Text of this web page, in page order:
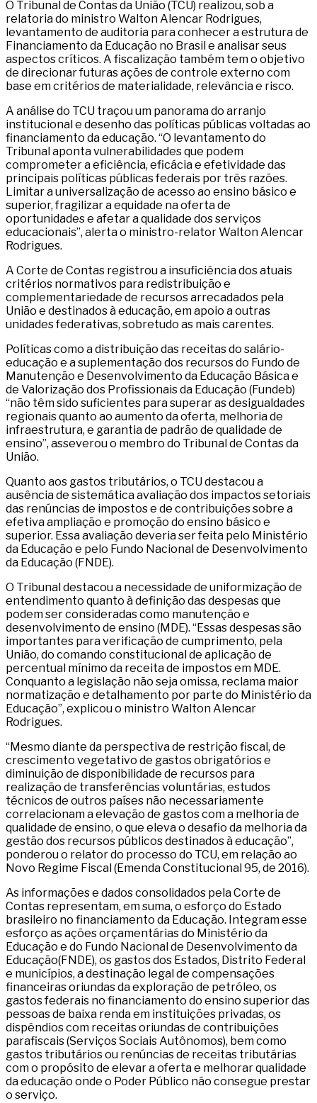
O Tribunal de Contas da União (TCU) realizou, sob a
relatoria do ministro Walton Alencar Rodrigues,
levantamento de auditoria para conhecer a estrutura de
Financiamento da Educação no Brasil e analisar seus
aspectos críticos. A fiscalização também tem o objetivo
de direcionar futuras ações de controle externo com
base em critérios de materialidade, relevância e risco.
A análise do TCU traçou um panorama do arranjo
institucional e desenho das políticas públicas voltadas ao
financiamento da educação. “O levantamento do
Tribunal aponta vulnerabilidades que podem
comprometer a eficiência, eficácia e efetividade das
principais políticas públicas federais por três razões.
Limitar a universalização de acesso ao ensino básico e
superior, fragilizar a equidade na oferta de
oportunidades e afetar a qualidade dos serviços
educacionais”, alerta o ministro-relator Walton Alencar
Rodrigues.
A Corte de Contas registrou a insuficiência dos atuais
critérios normativos para redistribuição e
complementariedade de recursos arrecadados pela
União e destinados à educação, em apoio a outras
unidades federativas, sobretudo as mais carentes.
Políticas como a distribuição das receitas do salário-
educação e a suplementação dos recursos do Fundo de
Manutenção e Desenvolvimento da Educação Básica e
de Valorização dos Profissionais da Educação (Fundeb)
“não têm sido suficientes para superar as desigualdades
regionais quanto ao aumento da oferta, melhoria de
infraestrutura, e garantia de padrão de qualidade de
ensino”, asseverou o membro do Tribunal de Contas da
União.
Quanto aos gastos tributários, o TCU destacou a
ausência de sistemática avaliação dos impactos setoriais
das renúncias de impostos e de contribuições sobre a
efetiva ampliação e promoção do ensino básico e
superior. Essa avaliação deveria ser feita pelo Ministério
da Educação e pelo Fundo Nacional de Desenvolvimento
da Educação (FNDE).
O Tribunal destacou a necessidade de uniformização de
entendimento quanto à definição das despesas que
podem ser consideradas como manutenção e
desenvolvimento de ensino (MDE). “Essas despesas são
importantes para verificação de cumprimento, pela
União, do comando constitucional de aplicação de
percentual mínimo da receita de impostos em MDE.
Conquanto a legislação não seja omissa, reclama maior
normatização e detalhamento por parte do Ministério da
Educação”, explicou o ministro Walton Alencar
Rodrigues.
“Mesmo diante da perspectiva de restrição fiscal, de
crescimento vegetativo de gastos obrigatórios e
diminuição de disponibilidade de recursos para
realização de transferências voluntárias, estudos
técnicos de outros países não necessariamente
correlacionam a elevação de gastos com a melhoria de
qualidade de ensino, o que eleva o desafio da melhoria da
gestão dos recursos públicos destinados à educação”,
ponderou o relator do processo do TCU, em relação ao
Novo Regime Fiscal (Emenda Constitucional 95, de 2016).
As informações e dados consolidados pela Corte de
Contas representam, em suma, o esforço do Estado
brasileiro no financiamento da Educação. Integram esse
esforço as ações orçamentárias do Ministério da
Educação e do Fundo Nacional de Desenvolvimento da
Educação(FNDE), os gastos dos Estados, Distrito Federal
e municípios, a destinação legal de compensações
financeiras oriundas da exploração de petróleo, os
gastos federais no financiamento do ensino superior das
pessoas de baixa renda em instituições privadas, os
dispêndios com receitas oriundas de contribuições
parafiscais (Serviços Sociais Autônomos), bem como
gastos tributários ou renúncias de receitas tributárias
com o propósito de elevar a oferta e melhorar qualidade
da educação onde o Poder Público não consegue prestar
o serviço.